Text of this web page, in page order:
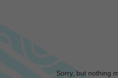
Sorry, but nothing